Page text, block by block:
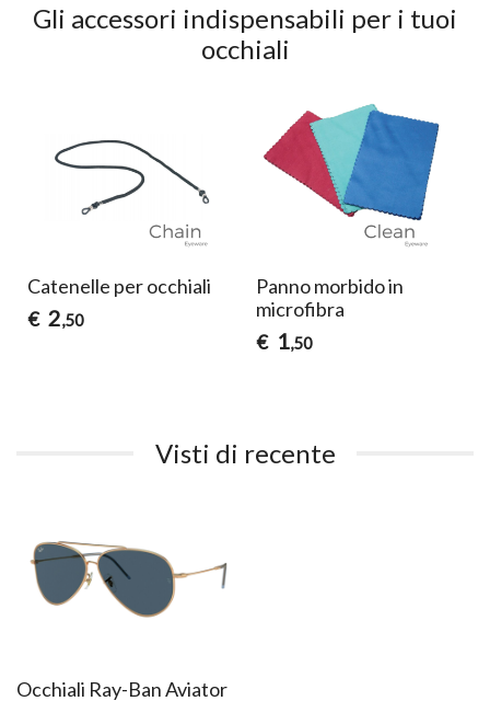
Gli accessori indispensabili per i tuoi
occhiali
Catenelle per occhiali
€ 2,50
Panno morbido in
microfibra
€ 1,50
Visti di recente
Occhiali Ray-Ban Aviator